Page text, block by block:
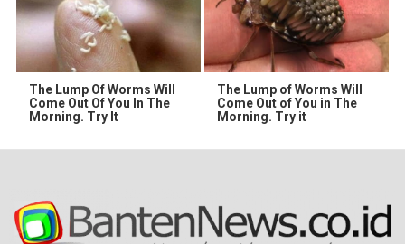
The Lump Of Worms Will
Come Out Of You In The
Morning. Try It
The Lump of Worms Will
Come Out of You in The
Morning. Try it